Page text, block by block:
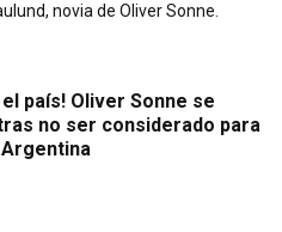
novia de Oliver Sonne.
el país! Oliver Sonne se
no ser considerado para